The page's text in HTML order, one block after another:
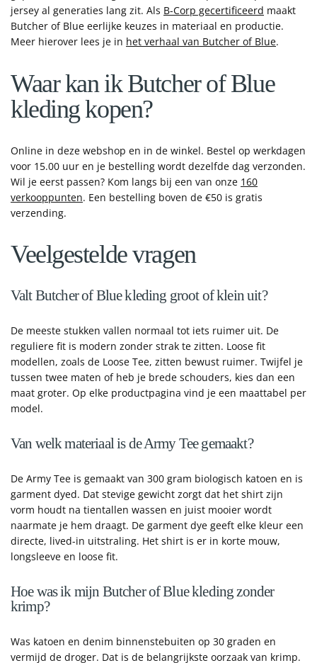
jersey al generaties lang zit. Als B-Corp gecertificeerd maakt
Butcher of Blue eerlijke keuzes in materiaal en productie.
Meer hierover lees je in het verhaal van Butcher of Blue.
Waar kan ik Butcher of Blue
kleding kopen?
Online in deze webshop en in de winkel. Bestel op werkdagen
voor 15.00 uur en je bestelling wordt dezelfde dag verzonden.
Wil je eerst passen? Kom langs bij een van onze 160
verkooppunten. Een bestelling boven de €50 is gratis
verzending.
Veelgestelde vragen
Valt Butcher of Blue kleding groot of klein uit?
De meeste stukken vallen normaal tot iets ruimer uit. De
reguliere fit is modern zonder strak te zitten. Loose fit
modellen, zoals de Loose Tee, zitten bewust ruimer. Twijfel je
tussen twee maten of heb je brede schouders, kies dan een
maat groter. Op elke productpagina vind je een maattabel per
model.
Van welk materiaal is de Army Tee gemaakt?
De Army Tee is gemaakt van 300 gram biologisch katoen en is
garment dyed. Dat stevige gewicht zorgt dat het shirt zijn
vorm houdt na tientallen wassen en juist mooier wordt
naarmate je hem draagt. De garment dye geeft elke kleur een
directe, lived-in uitstraling. Het shirt is er in korte mouw,
longsleeve en loose fit.
Hoe was ik mijn Butcher of Blue kleding zonder
krimp?
Was katoen en denim binnenstebuiten op 30 graden en
vermijd de droger. Dat is de belangrijkste oorzaak van krimp.